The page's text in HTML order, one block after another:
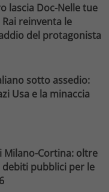
lascia Doc-Nelle tue
reinventa le
del protagonista
sotto assedio:
Usa e la minaccia
Milano-Cortina: oltre
pubblici per le